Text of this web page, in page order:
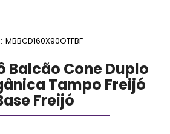
MBBCD160X90OTFBF
Balcão Cone Duplo
Tampo Freijó
Freijó